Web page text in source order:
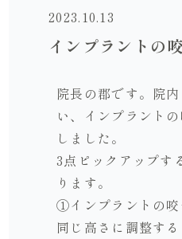
2023.10.13
インプラントの
院長の郡です。院
い、インプラント
しました。
3点ピックアップす
ります。
①インプラントの咬
同じ高さに調整する